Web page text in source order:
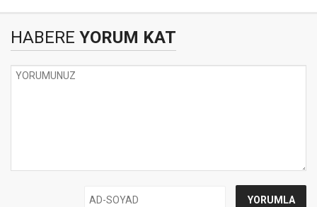
HABERE YORUM KAT